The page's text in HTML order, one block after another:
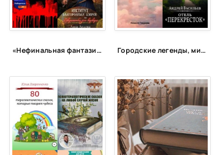
«Нефинальная фантазия»: лонг-лист Городские легенды, мистические истории и всё о хтони